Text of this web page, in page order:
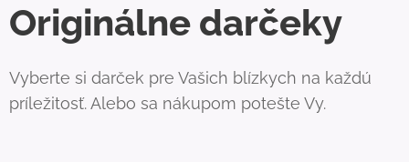
Originálne darčeky
Vyberte si darček pre Vašich blízkych na každú
príležitosť. Alebo sa nákupom potešte Vy.